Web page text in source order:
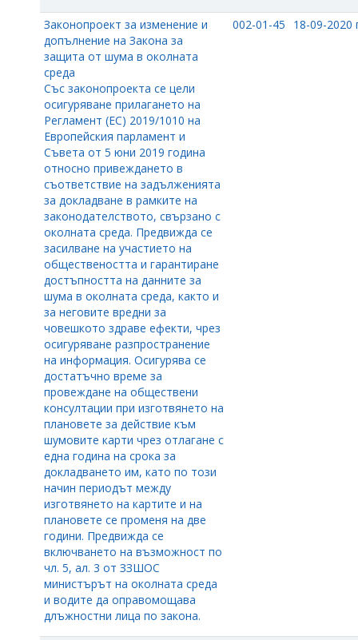
Законопроект за изменение и
допълнение на Закона за
защита от шума в околната
среда
Със законопроекта се цели
осигуряване прилагането на
Регламент (ЕС) 2019/1010 на
Европейския парламент и
Съвета от 5 юни 2019 година
относно привеждането в
съответствие на задълженията
за докладване в рамките на
законодателството, свързано с
околната среда. Предвижда се
засилване на участието на
обществеността и гарантиране
достъпността на данните за
шума в околната среда, както и
за неговите вредни за
човешкото здраве ефекти, чрез
осигуряване разпространение
на информация. Осигурява се
достатъчно време за
провеждане на обществени
консултации при изготвянето на
плановете за действие към
шумовите карти чрез отлагане с
една година на срока за
докладването им, като по този
начин периодът между
изготвянето на картите и на
плановете се променя на две
години. Предвижда се
включването на възможност по
чл. 5, ал. 3 от ЗЗШОС
министърът на околната среда
и водите да оправомощава
длъжностни лица по закона.
002-01-45 18-09-2020